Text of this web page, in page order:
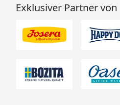
Exklusiver Partner von